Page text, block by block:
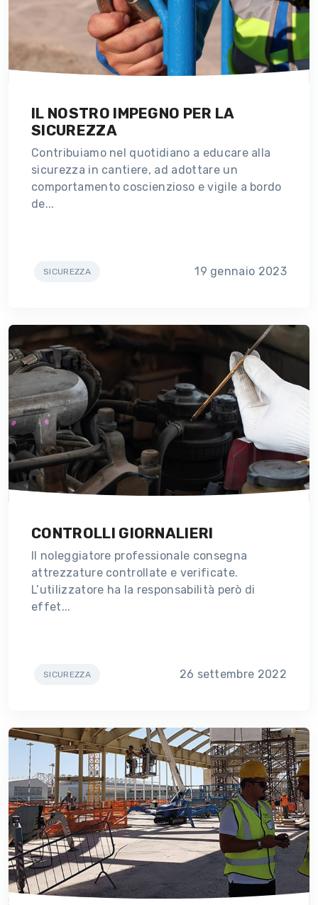
IL NOSTRO IMPEGNO PER LA
SICUREZZA
Contribuiamo nel quotidiano a educare alla
sicurezza in cantiere, ad adottare un
comportamento coscienzioso e vigile a bordo
de...
SICUREZZA 19 gennaio 2023
CONTROLLI GIORNALIERI
Il noleggiatore professionale consegna
attrezzature controllate e verificate.
L’utilizzatore ha la responsabilità però di
effet...
SICUREZZA 26 settembre 2022